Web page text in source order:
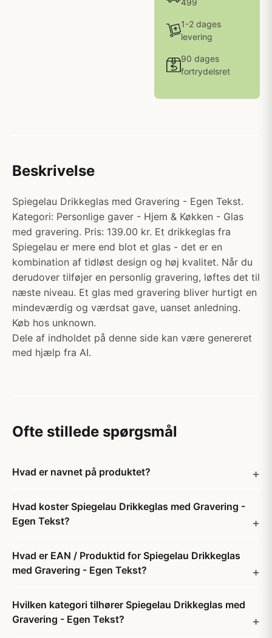
499
1-2 dages
levering
90 dages
fortrydelsret
Beskrivelse
Spiegelau Drikkeglas med Gravering - Egen Tekst.
Kategori: Personlige gaver - Hjem & Køkken - Glas
med gravering. Pris: 139.00 kr. Et drikkeglas fra
Spiegelau er mere end blot et glas - det er en
kombination af tidløst design og høj kvalitet. Når du
derudover tilføjer en personlig gravering, løftes det til
næste niveau. Et glas med gravering bliver hurtigt en
mindeværdig og værdsat gave, uanset anledning.
Køb hos unknown.
Dele af indholdet på denne side kan være genereret
med hjælp fra AI.
Ofte stillede spørgsmål
Hvad er navnet på produktet?
Hvad koster Spiegelau Drikkeglas med Gravering -
Egen Tekst?
Hvad er EAN / Produktid for Spiegelau Drikkeglas
med Gravering - Egen Tekst?
Hvilken kategori tilhører Spiegelau Drikkeglas med
Gravering - Egen Tekst?